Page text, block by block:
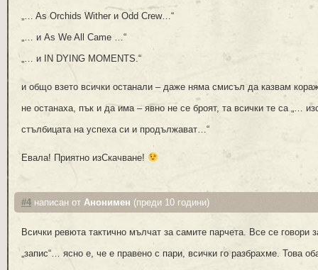
„… As Orchids Wither и Odd Crew…“
„… и As We All Came …“
„… и IN DYING MOMENTS.“
и общо взето всички останали – даже няма смисъл да казвам
не останаха, пък и да има – явно не се броят, та всички те са „…
стълбицата на успеха си и продължават…“
Евала! Приятно изСкачване!
#4 написан от Анонимен (преди 10 години)
Всички ревюта тактично мълчат за самите парчета. Все се говори
„запис“… ясно е, че е правено с пари, всички го разбрахме. Това